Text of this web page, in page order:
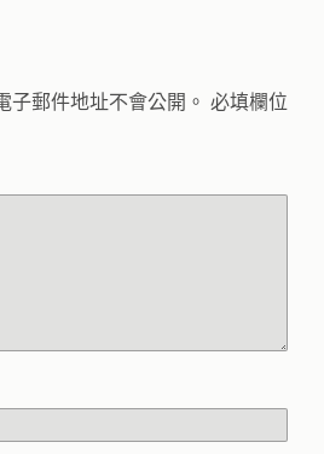
郵件地址不會公開。 必填欄位